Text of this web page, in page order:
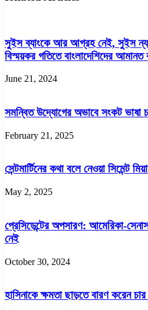
সুইস ব্যাংকে আর আগ্রহ নেই, সুইস
বিস্ময়কর গতিতে বাংলাদেশিদের
June 21, 2024
সমন্বিত উদ্যোগের অভাবে সংকট ভাষা
February 21, 2025
সেন্টমার্টিনের কথা বলে নেওয়া সিমেন্ট
May 2, 2025
প্রেসিডেন্টের অপসারণ: আমেরিকা-
নেই
October 30, 2024
হাসিনাকে ক্ষমতা ছাড়তে বারণ করেন চার